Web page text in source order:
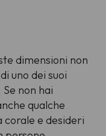
dimensioni non
uno dei suoi
non hai
qualche
corale e desideri